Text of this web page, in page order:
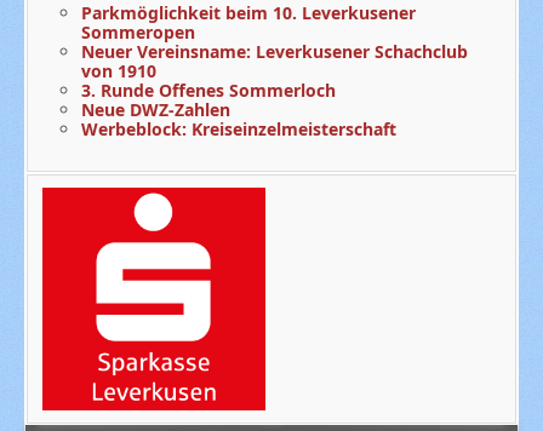
Parkmöglichkeit beim 10. Leverkusener
Sommeropen
Neuer Vereinsname: Leverkusener Schachclub
von 1910
3. Runde Offenes Sommerloch
Neue DWZ-Zahlen
Werbeblock: Kreiseinzelmeisterschaft